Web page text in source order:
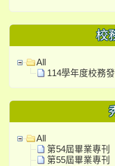
校
All
114學年度校務
All
第54屆畢業專刊
第55屆畢業專刊